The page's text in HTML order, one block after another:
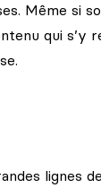
Même si
qui s’y
lignes